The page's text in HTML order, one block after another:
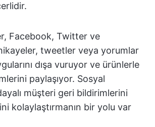
Facebook, Twitter ve
tweetler veya yorumlar
dışa vuruyor ve ürünlerle
paylaşıyor. Sosyal
müşteri geri bildirimlerini
kolaylaştırmanın bir yolu var